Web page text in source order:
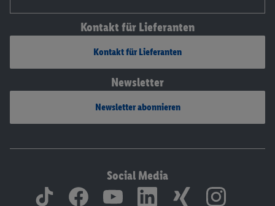
Kontakt für Lieferanten
Kontakt für Lieferanten
Newsletter
Newsletter abonnieren
Social Media